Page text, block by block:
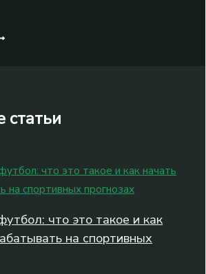
статьи
что это такое и как
на спортивных